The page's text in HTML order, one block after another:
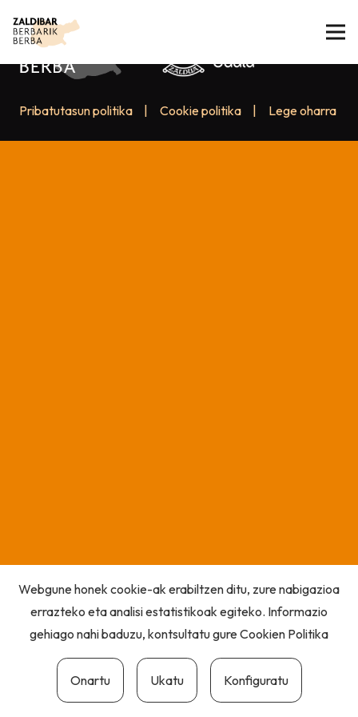
Pribatutasun politika Cookie politika Lege oharra
Webgune honek cookie-ak erabiltzen ditu, zure nabigazioa
errazteko eta analisi estatistikoak egiteko. Informazio
gehiago nahi baduzu, kontsultatu gureCookien Politika
Onartu Ukatu Konfiguratu